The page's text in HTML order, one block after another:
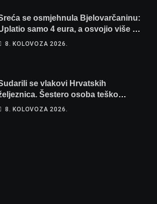
se osmjehnula Bjelovarčaninu:
samo 4 eura, a osvojio više od
tisuća eura
8. KOLOVOZA 2026.
se vlakovi Hrvatskih
Šestero osoba teško
mlađa žena na intenzivnoj
8. KOLOVOZA 2026.